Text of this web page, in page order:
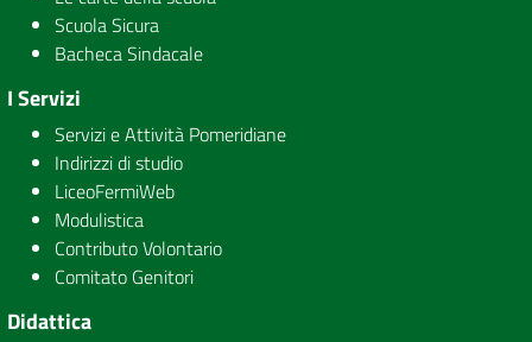
Scuola Sicura
Bacheca Sindacale
I Servizi
Servizi e Attività Pomeridiane
Indirizzi di studio
LiceoFermiWeb
Modulistica
Contributo Volontario
Comitato Genitori
Didattica